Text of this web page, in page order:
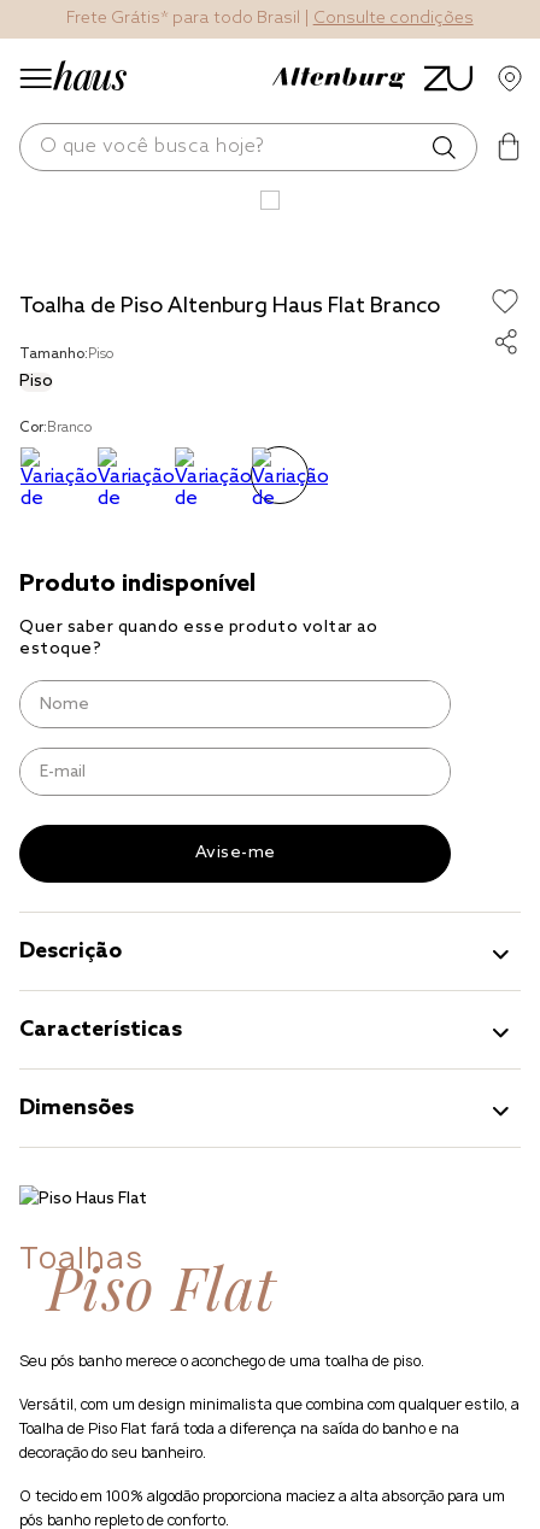
Frete Grátis* para todo Brasil | Consulte condições
O que você busca hoje?
Toalha de Piso Altenburg Haus Flat Branco
Tamanho:Piso
Piso
Cor:Branco
Descrição
Características
Dimensões
Toalhas
Piso Flat
Seu pós banho merece o aconchego de uma toalha de piso.
Versátil, com um design minimalista que combina com qualquer estilo, a
Toalha de Piso Flat fará toda a diferença na saída do banho e na
decoração do seu banheiro.
O tecido em 100% algodão proporciona maciez a alta absorção para um
pós banho repleto de conforto.
edredom
fronha
jogos cama
tencel
cobre leito
jogo cama casal